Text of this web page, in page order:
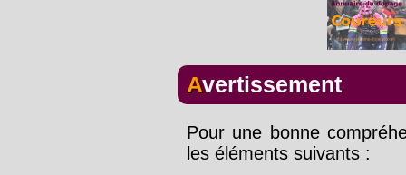
Avertissement
Pour une bonne
les éléments suivants :